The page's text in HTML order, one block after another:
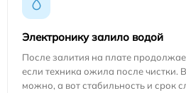
Электронику залило водой
После залития на плате
если техника ожила после чистки.
можно, а вот стабильность и срок